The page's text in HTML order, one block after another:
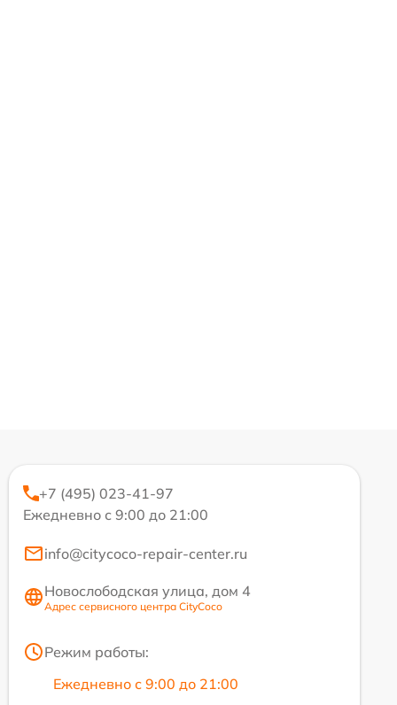
+7 (495) 023-41-97
Ежедневно с 9:00 до 21:00
info@citycoco-repair-center.ru
Новослободская улица, дом 4
Адрес сервисного центра CityCoco
Режим работы:
Ежедневно с 9:00 до 21:00